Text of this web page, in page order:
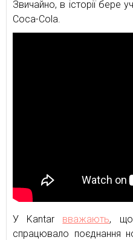
Звичайно, в історії бере
Coca-Cola.
У Kantar вважають, що
спрацювало поєднання